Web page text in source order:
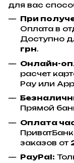
для вас
При
Оплата в
Доступно
грн.
Онлайн-
расчет
Pay или
Прямой
Оплата
заказов от
PayPal: